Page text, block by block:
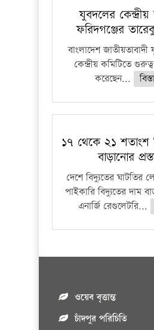
যুবদলের
ফরিদগঞ্জের
বাংলাদেশ জাতীয়তাবাদী
কেন্দ্রীয় কমিটিতে
করেছেন...
১৭ থেকে ২১ শতাংশ
বাড়ানোর
দেশে বিদ্যুতের ঘাটতির
পাইকারি বিদ্যুতের দাম
এনার্জি রেগুলেটরি...
ওয়েব বৃত্তান্ত
চাঁদপুর পরিচিতি